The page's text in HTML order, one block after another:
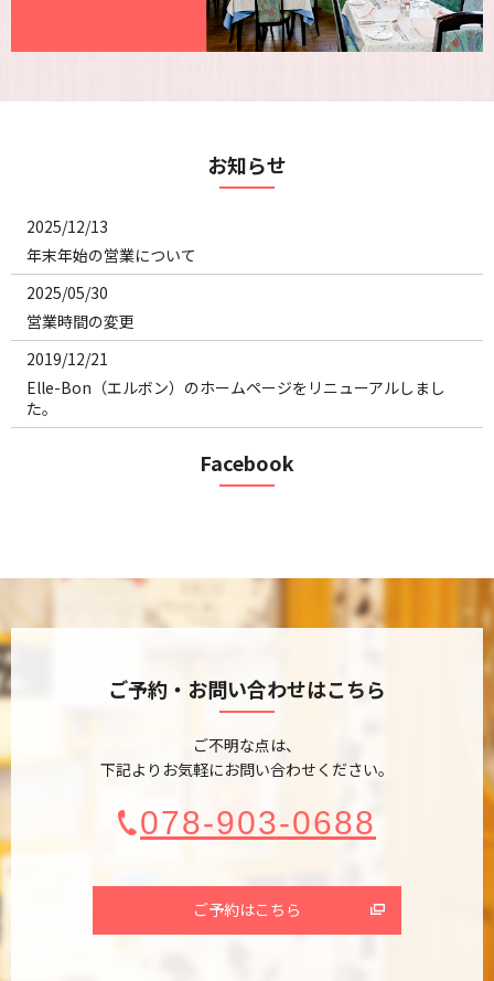
お知らせ
2025/12/13
年末年始の営業について
2025/05/30
営業時間の変更
2019/12/21
Elle-Bon（エルボン）のホームページをリニューアルしまし
た。
Facebook
ご予約・お問い合わせはこちら
ご不明な点は、
下記よりお気軽にお問い合わせください。
078-903-0688
ご予約はこちら